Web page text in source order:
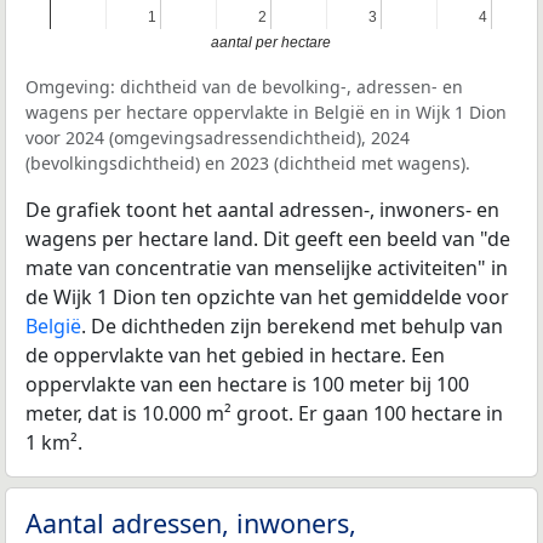
1
1 2
2 3
3 4
4
aantal per hectare
Omgeving: dichtheid van de bevolking-, adressen- en
wagens per hectare oppervlakte in België en in Wijk 1 Dion
voor 2024 (omgevingsadressendichtheid), 2024
(bevolkingsdichtheid) en 2023 (dichtheid met wagens).
De grafiek toont het aantal adressen-, inwoners- en
wagens per hectare land. Dit geeft een beeld van "de
mate van concentratie van menselijke activiteiten" in
de Wijk 1 Dion ten opzichte van het gemiddelde voor
België. De dichtheden zijn berekend met behulp van
de oppervlakte van het gebied in hectare. Een
oppervlakte van een hectare is 100 meter bij 100
meter, dat is 10.000 m² groot. Er gaan 100 hectare in
1 km².
Aantal adressen, inwoners,